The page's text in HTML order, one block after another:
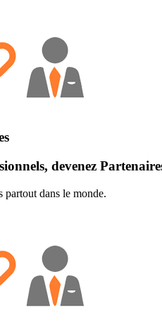
devenez
partout dans le monde.